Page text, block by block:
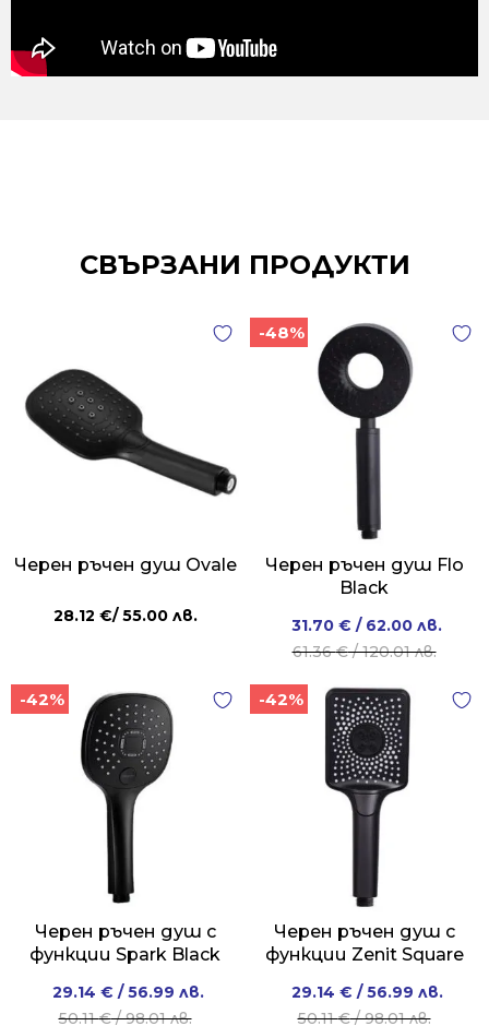
СВЪРЗАНИ ПРОДУКТИ
Черен ръчен душ Ovale
28.12 €/ 55.00 лв.
-48%
Черен ръчен душ Flo
Black
61.36€/ 120.01 лв.
Original
price
61.36 €
/
120.01 лв..
31.70 € / 62.00 лв.
Current
price
31.70 €
/
62.00 лв..
-42%
Черен ръчен душ с
функции Spark Black
50.11€/ 98.01 лв.
Original
price
29.14 € / 56.99 лв.
Current
price
-42%
Черен ръчен душ с
функции Zenit Square
50.11€/ 98.01 лв.
Original
price
29.14 € / 56.99 лв.
Current
price